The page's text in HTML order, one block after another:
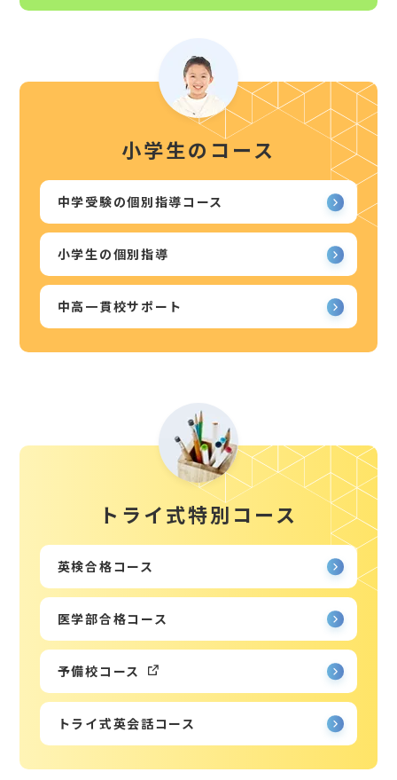
小学生のコース
中学受験の個別指導コース
小学生の個別指導
中高一貫校サポート
トライ式特別コース
英検合格コース
医学部合格コース
予備校コース
トライ式英会話コース